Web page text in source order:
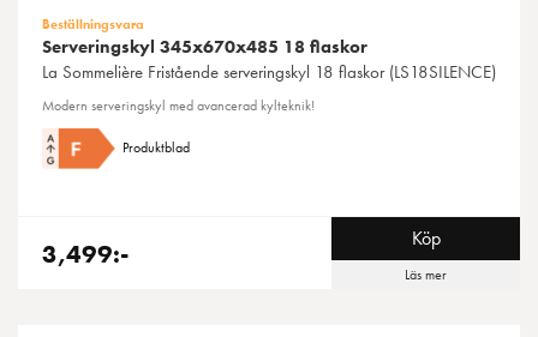
Beställningsvara
Serveringskyl 345x670x485 18 flaskor
La Sommelière Fristående serveringskyl 18 flaskor (LS18SILENCE)
Modern serveringskyl med avancerad kylteknik!
Produktblad
3,499:- Köp
Läs mer